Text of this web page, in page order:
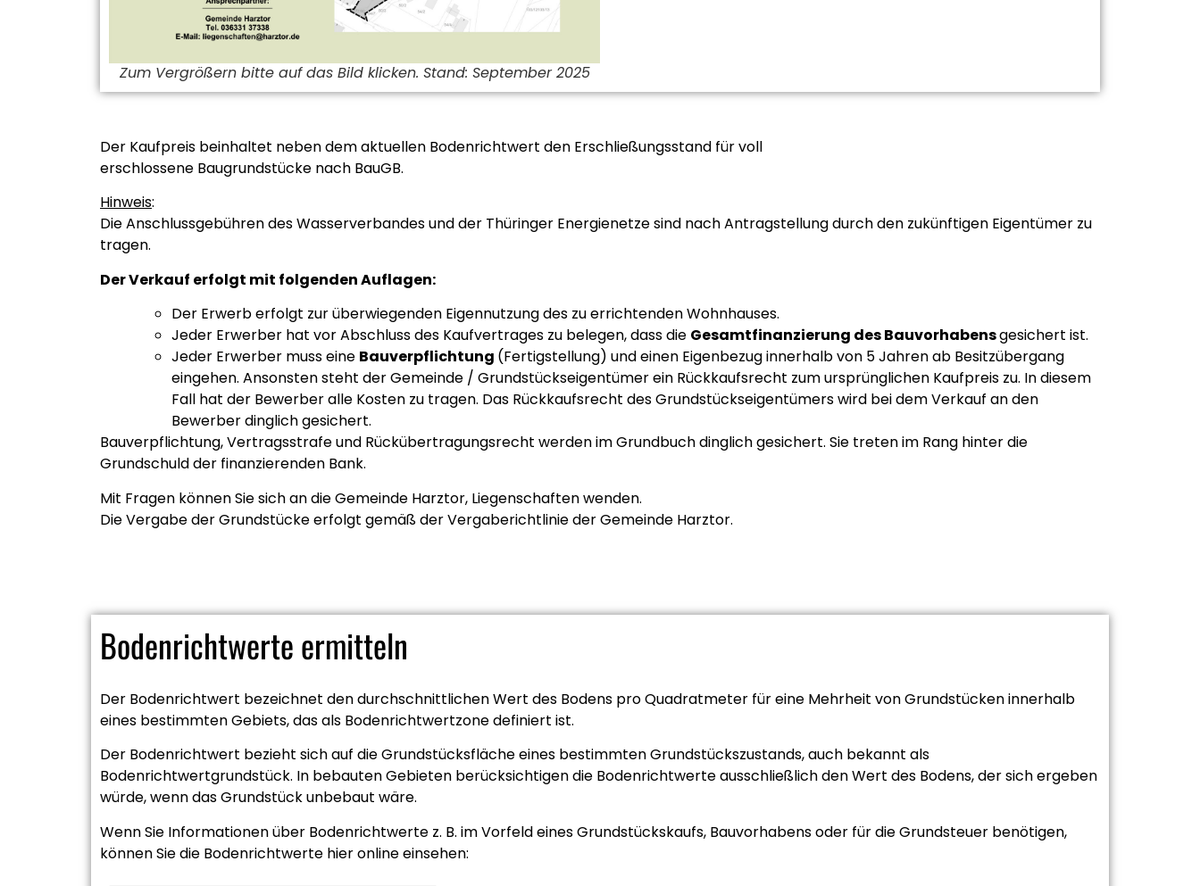
Zum Vergrößern bitte auf das Bild klicken. Stand: September 2025
Der Kaufpreis beinhaltet neben dem aktuellen Bodenrichtwert den Erschließungsstand für voll
erschlossene Baugrundstücke nach BauGB.
Hinweis:
Die Anschlussgebühren des Wasserverbandes und der Thüringer Energienetze sind nach Antragstellung durch den zukünftigen Eigentümer zu
tragen.
DerVerkauf erfolgt mit folgendenAuflagen:
Der Erwerb erfolgt zur überwiegenden Eigennutzung des zu errichtenden Wohnhauses.
Jeder Erwerber hat vor Abschluss des Kaufvertrages zu belegen, dass die Gesamtfinanzierung desBauvorhabensgesichert ist.
Jeder Erwerber muss eine Bauverpflichtung (Fertigstellung) und einen Eigenbezug innerhalb von 5 Jahren ab Besitzübergang
eingehen. Ansonsten steht der Gemeinde / Grundstückseigentümer ein Rückkaufsrecht zum ursprünglichen Kaufpreis zu. In diesem
Fall hat der Bewerber alle Kosten zu tragen. Das Rückkaufsrecht des Grundstückseigentümers wird bei dem Verkauf an den
Bewerber dinglich gesichert.
Bauverpflichtung, Vertragsstrafe und Rückübertragungsrecht werden im Grundbuch dinglich gesichert. Sie treten im Rang hinter die
Grundschuld der finanzierenden Bank.
Mit Fragen können Sie sich an die Gemeinde Harztor, Liegenschaften wenden.
Die Vergabe der Grundstücke erfolgt gemäß der Vergaberichtlinie der Gemeinde Harztor.
Bodenrichtwerte ermitteln
Der Bodenrichtwert bezeichnet den durchschnittlichen Wert des Bodens pro Quadratmeter für eine Mehrheit von Grundstücken innerhalb
eines bestimmten Gebiets, das als Bodenrichtwertzone definiert ist.
Der Bodenrichtwert bezieht sich auf die Grundstücksfläche eines bestimmten Grundstückszustands, auch bekannt als
Bodenrichtwertgrundstück. In bebauten Gebieten berücksichtigen die Bodenrichtwerte ausschließlich den Wert des Bodens, der sich ergeben
würde, wenn das Grundstück unbebaut wäre.
Wenn Sie Informationen über Bodenrichtwerte z. B. im Vorfeld eines Grundstückskaufs, Bauvorhabens oder für die Grundsteuer benötigen,
können Sie die Bodenrichtwerte hier online einsehen: